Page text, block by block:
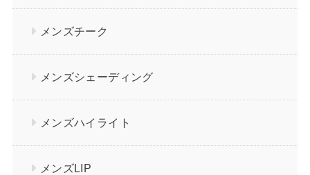
メンズチーク
メンズシェーディング
メンズハイライト
メンズLIP